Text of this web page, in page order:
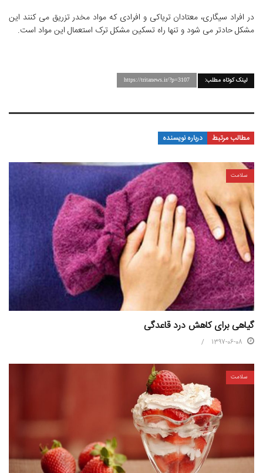
در افراد سیگاری، معتادان تریاکی و افرادی که مواد مخدر تزریق می کنند این
مشکل حادتر می شود و تنها راه تسکین مشکل ترک استعمال این مواد است.
لینک کوتاه مطلب: https://tritanews.ir/?p=3107
مطالب مرتبط درباره نویسنده
سلامت
گیاهی برای کاهش درد قاعدگی
1397-06-08
سلامت